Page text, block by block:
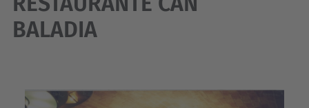
BALADIA